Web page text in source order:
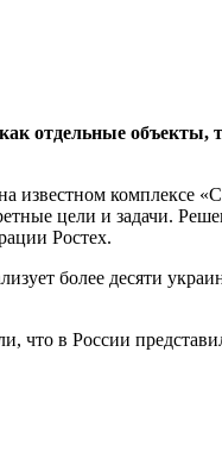
отдельные объекты,
известном комплексе
цели и задачи.
Ростех.
более десяти
что в России